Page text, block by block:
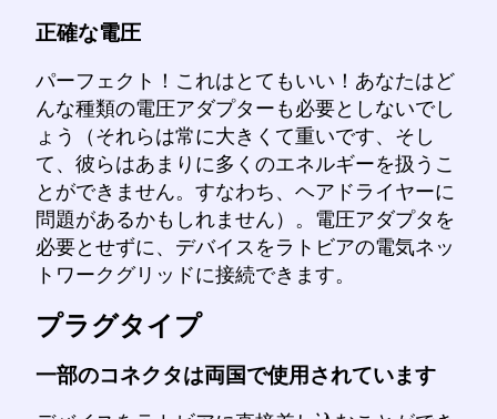
正確な電圧
パーフェクト！これはとてもいい！あなたはど
んな種類の電圧アダプターも必要としないでし
ょう（それらは常に大きくて重いです、そし
て、彼らはあまりに多くのエネルギーを扱うこ
とができません。すなわち、ヘアドライヤーに
問題があるかもしれません）。電圧アダプタを
必要とせずに、デバイスをラトビアの電気ネッ
トワークグリッドに接続できます。
プラグタイプ
一部のコネクタは両国で使用されています